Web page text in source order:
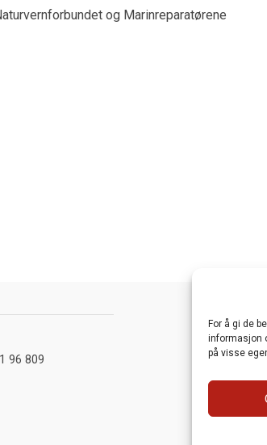
For å gi de
informasjon
på visse
og Marinreparatørene
96 809